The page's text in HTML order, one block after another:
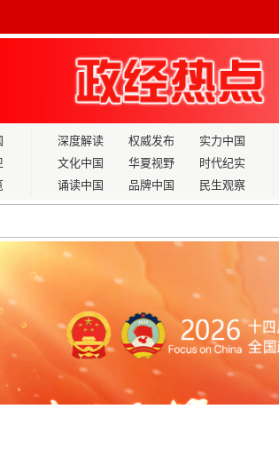
深度解读 权威发布
实力中国
文化中国
华夏视野
时代纪实
诵读中国
品牌中国 民生观察
中国式健康现代化之路 ——从高建新的“上工元空”
护春耕“希望田”
色低碳转型